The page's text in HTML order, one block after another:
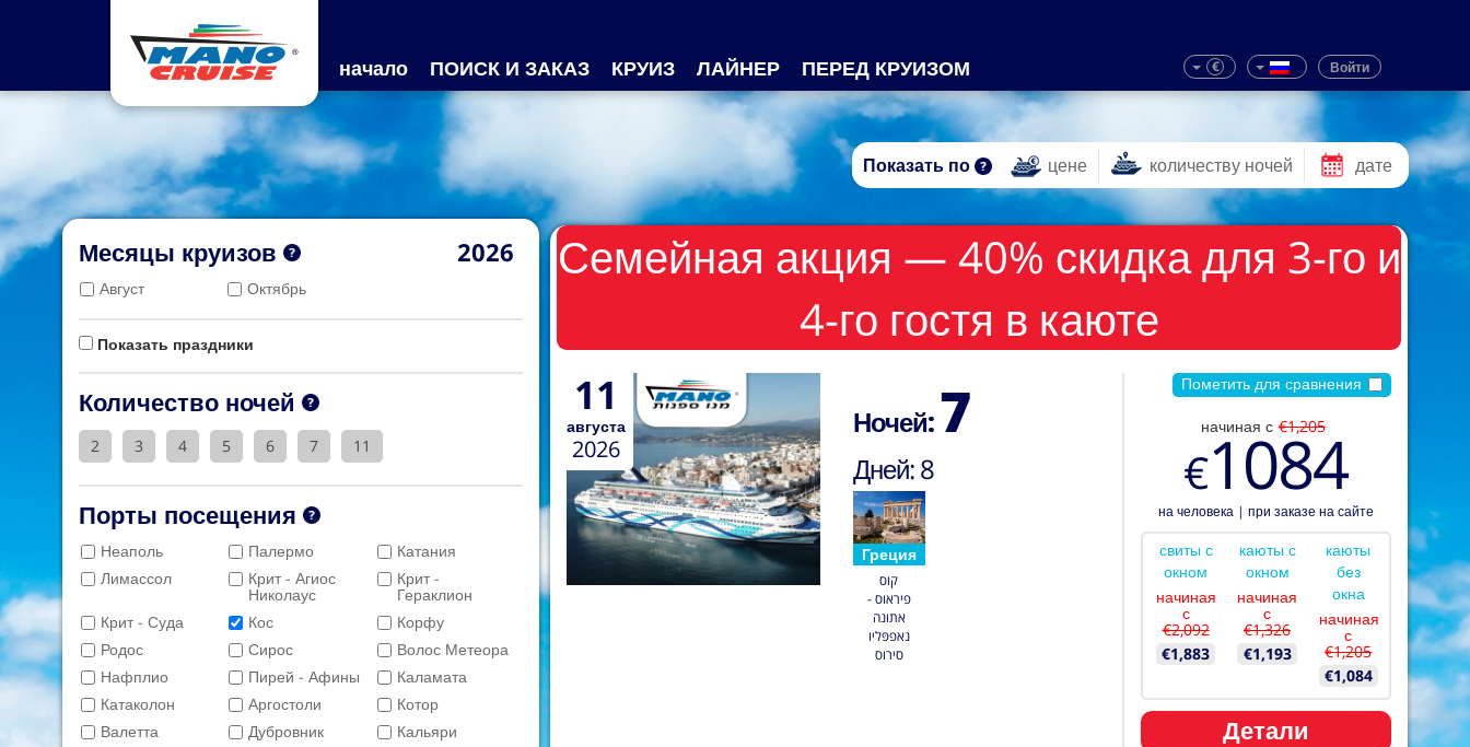
начало ПОИСК И ЗАКАЗ КРУИЗ ЛАЙНЕР ПЕРЕД КРУИЗОМ € Войти
Месяцы круизов 2026
Август Октябрь
Показать праздники
Количество ночей
2 3 4 5 6 7 11
Порты посещения
Неаполь Палермо
Катания
Лимассол
Крит - Агиос
Николаус
Крит -
Гераклион
Крит - Суда
Кос
Корфу
Родос
Сирос
Волос Метеора
Нафплио
Пирей - Афины
Каламата
Катаколон
Аргостоли
Котор
Валетта
Дубровник
Кальяри
Показать по дате
количеству ночей
цене
Семейная акция — 40% скидка для 3-го и
4-го гостя в каюте
Пометить для сравнения
начиная с €1,205
€1084
на человека| при заказе на сайте
каюты
без
окна
начиная
с
€1,205
€1,084
каюты с
окном
начиная
с
€1,326
€1,193
свиты с
окном
начиная
с
€2,092
€1,883
Детали
Ночей:7
Дней:8
Греция
קוס
פיראוס -
אתונה
נאפפּליו
סירוס
11
августа
2026